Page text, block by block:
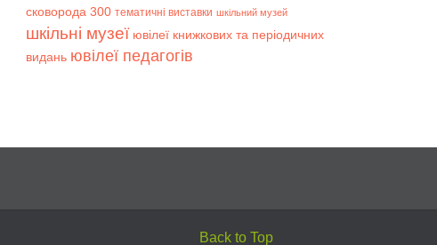
сковорода 300 тематичні виставки шкільний музей
шкільні музеї ювілеї книжкових та періодичних
видань ювілеї педагогів
Back to Top